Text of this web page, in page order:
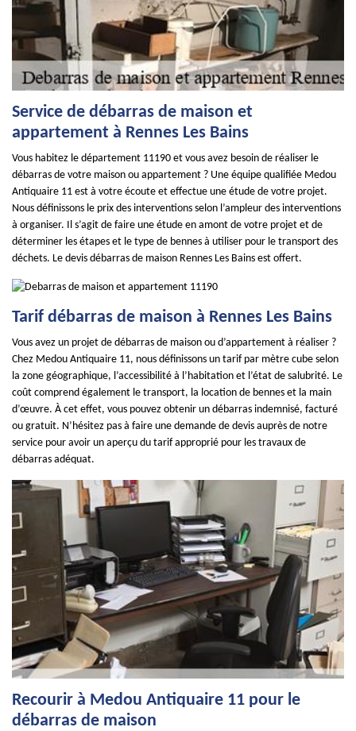
Service de débarras de maison et
appartement à Rennes Les Bains
Vous habitez le département 11190 et vous avez besoin de réaliser le
débarras de votre maison ou appartement ? Une équipe qualifiée Medou
Antiquaire 11 est à votre écoute et effectue une étude de votre projet.
Nous définissons le prix des interventions selon l’ampleur des interventions
à organiser. Il s’agit de faire une étude en amont de votre projet et de
déterminer les étapes et le type de bennes à utiliser pour le transport des
déchets. Le devis débarras de maison Rennes Les Bains est offert.
Tarif débarras de maison à Rennes Les Bains
Vous avez un projet de débarras de maison ou d’appartement à réaliser ?
Chez Medou Antiquaire 11, nous définissons un tarif par mètre cube selon
la zone géographique, l’accessibilité à l’habitation et l’état de salubrité. Le
coût comprend également le transport, la location de bennes et la main
d’œuvre. À cet effet, vous pouvez obtenir un débarras indemnisé, facturé
ou gratuit. N’hésitez pas à faire une demande de devis auprès de notre
service pour avoir un aperçu du tarif approprié pour les travaux de
débarras adéquat.
Recourir à Medou Antiquaire 11 pour le
débarras de maison